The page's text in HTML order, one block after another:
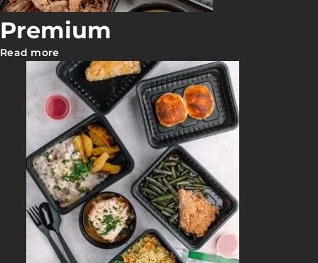
Premium
Read more